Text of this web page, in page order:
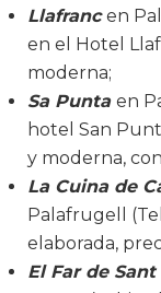
Llafrancen
en el Hotel
moderna;
Sa Punta en
hotel San
y moderna,
La Cuina de
Palafrugell
elaborada,
El Far de